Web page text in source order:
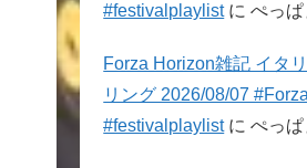
#festivalplaylistにぺっぱ
Forza Horizon雑記 イタ
リング 2026/08/07
#festivalplaylistにぺっぱ